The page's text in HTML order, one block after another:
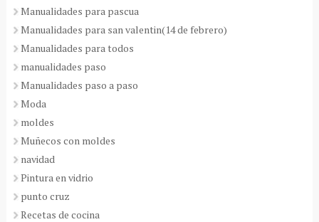
Manualidades para pascua
Manualidades para san valentin(14 de febrero)
Manualidades para todos
manualidades paso
Manualidades paso a paso
Moda
moldes
Muñecos con moldes
navidad
Pintura en vidrio
punto cruz
Recetas de cocina